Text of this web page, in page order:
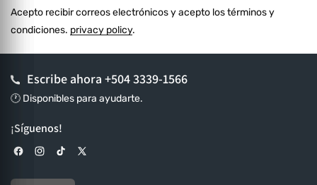
Acepto recibir correos electrónicos y acepto los términos y
condiciones. privacy policy.
Escribe ahora +504 3339-1566
🕐 Disponibles para ayudarte.
¡Síguenos!